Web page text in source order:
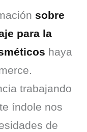
sobre
para la
haya
trabajando
índole nos
de